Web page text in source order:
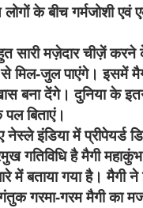
के बीच गर्मजोशी एवं
सारी मज़ेदार चीज़ें करने
मिल-जुल पाएंगे। इसमें
बना देंगे। दुनिया के
बिताएं।
नेस्‍ले इंडिया में प्रीपेयर्ड
गतिविधि है मैगी
में बताया गया है।
गरमा-गरम मैगी का